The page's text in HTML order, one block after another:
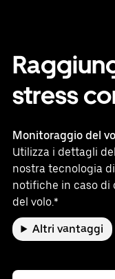
stress
Monitoraggio del
Utilizza i dettagli
nostra tecnologia
notifiche in caso di
del volo.*
Altri vantaggi